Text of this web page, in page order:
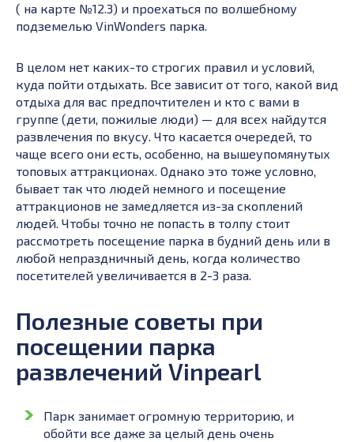
( на карте №12.3) и проехаться по волшебному
подземелью VinWonders парка.
В целом нет каких-то строгих правил и условий,
куда пойти отдыхать. Все зависит от того, какой вид
отдыха для вас предпочтителен и кто с вами в
группе (дети, пожилые люди) — для всех найдутся
развлечения по вкусу. Что касается очередей, то
чаще всего они есть, особенно, на вышеупомянутых
топовых аттракционах. Однако это тоже условно,
бывает так что людей немного и посещение
аттракционов не замедляется из-за скоплений
людей. Чтобы точно не попасть в толпу стоит
рассмотреть посещение парка в будний день или в
любой непраздничный день, когда количество
посетителей увеличивается в 2-3 раза.
Полезные советы при
посещении парка
развлечений Vinpearl
Парк занимает огромную территорию, и
обойти все даже за целый день очень